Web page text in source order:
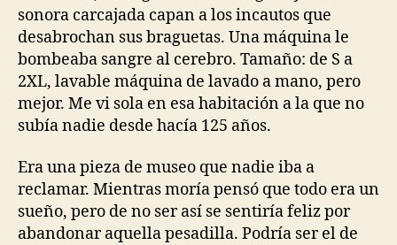
sonora carcajada capan a los incautos que
desabrochan sus braguetas. Una máquina le
bombeaba sangre al cerebro. Tamaño: de S a
2XL, lavable máquina de lavado a mano, pero
mejor. Me vi sola en esa habitación a la que no
subía nadie desde hacía 125 años.
Era una pieza de museo que nadie iba a
reclamar. Mientras moría pensó que todo era un
sueño, pero de no ser así se sentiría feliz por
abandonar aquella pesadilla. Podría ser el de